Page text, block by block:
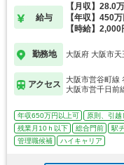
給与
【月収】28.0
【年収】450
【時給】
勤務地 大阪府 大阪市天
アクセス
大阪市営谷町線
大阪市営千日前
年収650万円以上可 原則、引越
残業月10ｈ以下
総合門前 駅
管理職候補
ハイキャリア